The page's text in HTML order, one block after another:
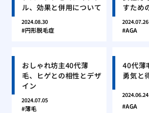
ル、効果と併用について
2024.08.30
円形脱毛症
すため
2024.07.26
AGA
おしゃれ坊主40代薄
毛、ヒゲとの相性とデザ
イン
2024.07.05
薄毛
40代薄
勇気と
2024.06.24
AGA